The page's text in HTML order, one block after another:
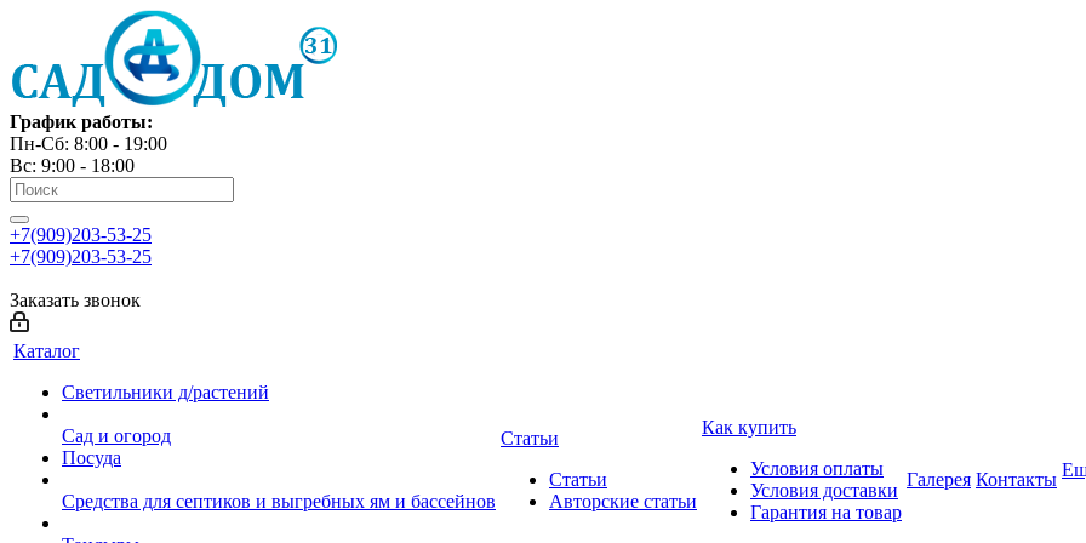
График работы:
Пн-Сб: 8:00 - 19:00
Вс: 9:00 - 18:00
+7(909)203-53-25
+7(909)203-53-25
Заказать звонок
Каталог
Светильники д/растений
Сад и огород
Посуда
Средства для септиков и выгребных ям и бассейнов
Статьи
Статьи
Авторские статьи
Как купить
Условия оплаты
Условия доставки
Гарантия на товар
Галерея Контакты